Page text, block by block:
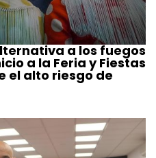
a los fuegos
a la Feria y Fiestas
el alto riesgo de